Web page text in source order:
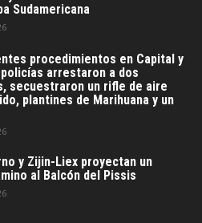
Sudamericana
procedimientos en Capital y
arrestaron a dos
secuestraron un rifle de aire
plantines de Marihuana y un
y Zijin-Liex proyectan un
al Balcón del Pissis